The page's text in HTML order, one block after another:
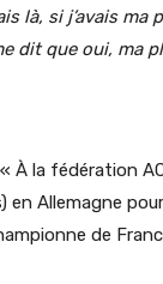
là, si j’avais ma
dit que oui, ma
la fédération
Allemagne
de